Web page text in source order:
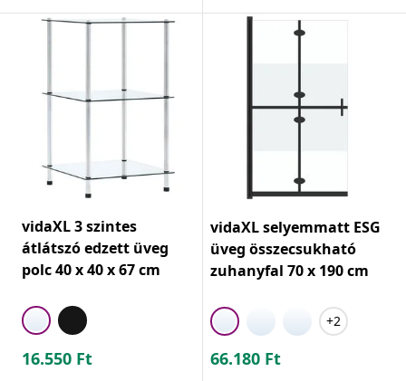
vidaXL 3 szintes
átlátszó edzett üveg
polc 40 x 40 x 67 cm
16.550 Ft
vidaXL selyemmatt ESG
üveg összecsukható
zuhanyfal 70 x 190 cm
+2
66.180 Ft